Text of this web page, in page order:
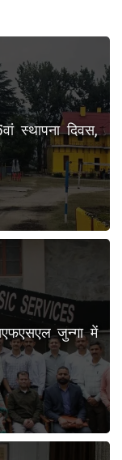
स्थापना दिवस,
जुन्गा में